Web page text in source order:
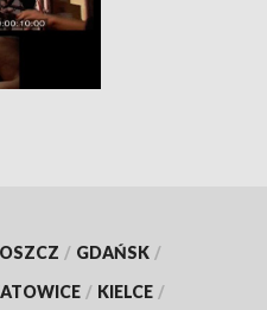
/ GDAŃSK /
/ KIELCE /